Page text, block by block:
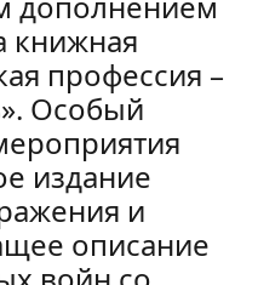
книжная
профессия –
Особый
издание
и
описание